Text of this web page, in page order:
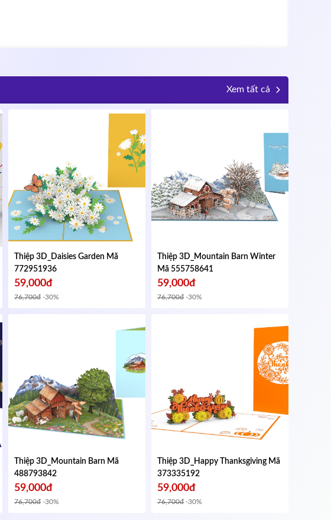
Xem tất cả
Thiệp 3D_Daisies Garden Mã
772951936
59,000đ
76,700đ -30%
Thiệp 3D_Mountain Barn Winter
Mã 555758641
59,000đ
76,700đ -30%
Thiệp 3D_Mountain Barn Mã
488793842
59,000đ
76,700đ -30%
Thiệp 3D_Happy Thanksgiving Mã
373335192
59,000đ
76,700đ -30%